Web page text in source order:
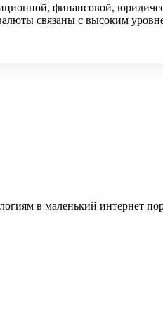
финансовой,
связаны с высоким
в маленький интернет